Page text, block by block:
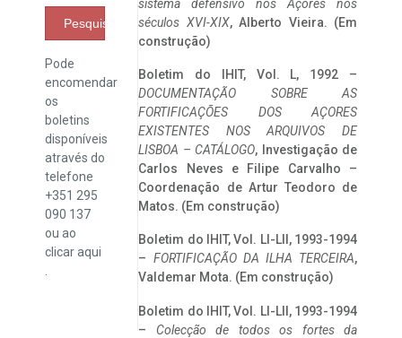
Pesquisar
Pode
encomendar
os
boletins
disponíveis
através do
telefone
+351 295
090 137
ou ao
clicaraqui
sistema defensivo nos Açores nos
séculos XVI-XIX, Alberto Vieira. (Em
construção)
Boletim do IHIT, Vol. L, 1992 –
DOCUMENTAÇÃO SOBRE AS
FORTIFICAÇÕES DOS AÇORES
EXISTENTES NOS ARQUIVOS DE
LISBOA – CATÁLOGO, Investigação de
Carlos Neves e Filipe Carvalho –
Coordenação de Artur Teodoro de
Matos. (Em construção)
Boletim do IHIT, Vol. LI-LII, 1993-1994
– FORTIFICAÇÃO DA ILHA TERCEIRA,
Valdemar Mota. (Em construção)
Boletim do IHIT, Vol. LI-LII, 1993-1994
– Colecção de todos os fortes da